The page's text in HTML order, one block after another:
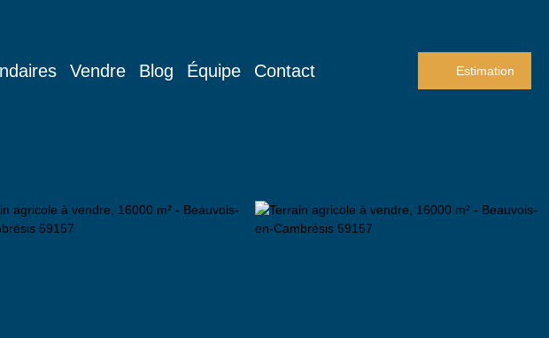
Vendre Blog Équipe Contact Estimation